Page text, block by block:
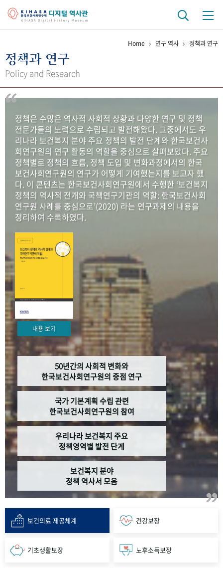
걸어온 길 기관 변천사
연구 역사
정책과 연구 키워드로 보는 연구 역사
연구자들
간행물 변천사
기록물 아카이브
사진 아카이브 문서 기록물 행정박물 영상 기록물
50+1주년 기념
성과 50선 숫자로 보는 50년
세계와 함께 한 KIHASA
VR 역사관
Home 연구 역사 정책과 연구
정책과 연구
Policy and Research
정책은 수많은 역사적 사회적 상황과 다양한 연구 및 정책
전문가들의 노력으로 수립되고 발전해왔다. 그중에서도 우
리나라 보건복지 분야 주요 정책의 발전 단계와 한국보건사
회연구원의 연구 활동의 역할을 중심으로 살펴보았다. 주요
정책별로 정책의 흐름, 정책 도입 및 변화과정에서의 한국
보건사회연구원의 연구가 어떻게 기여했는지를 보고자 했
다. 이 콘텐츠는 한국보건사회연구원에서 수행한 ‘보건복지
정책의 역사적 전개와 국책연구기관의 역할: 한국보건사회
연구원 사례를 중심으로’(2020) 라는 연구과제의 내용을
정리하여 수록하였다.
내용 보기
50년간의 사회적 변화와
한국보건사회연구원의 중점 연구
국가 기본계획 수립 관련
한국보건사회연구원의 참여
우리나라 보건복지 주요
정책영역별 발전 단계
보건복지 분야
정책 역사서 모음
보건의료 제공체계 건강보장
기초생활보장 노후소득보장